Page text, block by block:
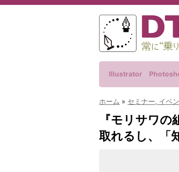
Illustrator
ホーム » セミナー, イベ
『モリサワ
取れるし、「